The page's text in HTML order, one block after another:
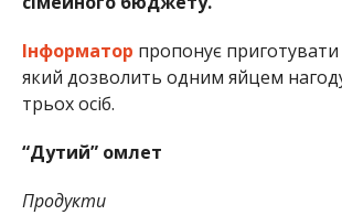
Інформатор пропонує приготувати
який дозволить одним яйцем
трьох осіб.
“Дутий” омлет
Продукти